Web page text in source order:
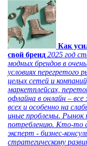
Как
свой бренд 2025 год
модных брендов в
условиях перегретого
целых сетей и
маркетплейсах,
офлайна в онлайн –
всех и особенно на
иные проблемы. Рынок
потреблению. Кто-то
эксперт - бизнес-
стратегическому